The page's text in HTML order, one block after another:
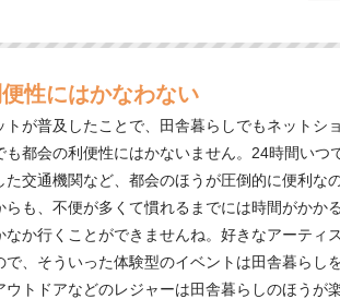
性にはかなわない
トが普及したことで、田舎暮らしでもネットシ
も都会の利便性にはかないません。24時間い
た交通機関など、都会のほうが圧倒的に便利な
らも、不便が多くて慣れるまでには時間がかか
なか行くことができませんね。好きなアーテ
で、そういった体験型のイベントは田舎暮らし
ウトドアなどのレジャーは田舎暮らしのほう